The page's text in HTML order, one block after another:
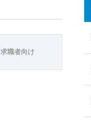
求職者向け